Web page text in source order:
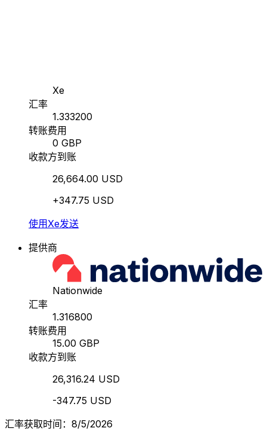
Xe
汇率
1.333200
转账费用
0 GBP
收款方到账
26,664.00 USD
+347.75 USD
使用Xe发送
提供商
Nationwide
汇率
1.316800
转账费用
15.00 GBP
收款方到账
26,316.24 USD
-347.75 USD
汇率获取时间：8/5/2026